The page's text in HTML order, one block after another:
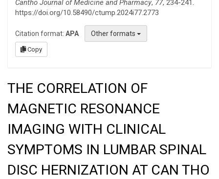
Cantho Journal of Medicine and Pharmacy, 77, 234-241.
https://doi.org/10.58490/ctump.2024i77.2773
Citation format: APA Other formats
Copy
THE CORRELATION OF
MAGNETIC RESONANCE
IMAGING WITH CLINICAL
SYMPTOMS IN LUMBAR SPINAL
DISC HERNIZATION AT CAN THO